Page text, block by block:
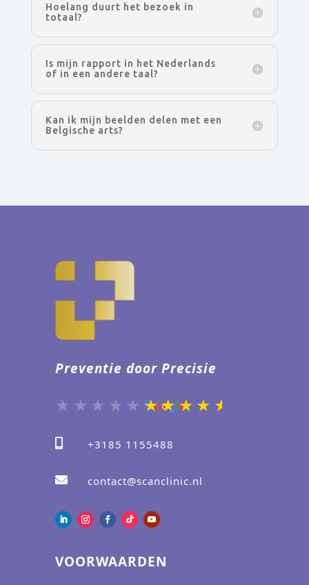
Hoelang duurt het bezoek in
totaal?
Is mijn rapport in het Nederlands
of in een andere taal?
Kan ik mijn beelden delen met een
Belgische arts?
Preventie door Precisie
+3185 1155488
 contact@scanclinic.nl
VOORWAARDEN